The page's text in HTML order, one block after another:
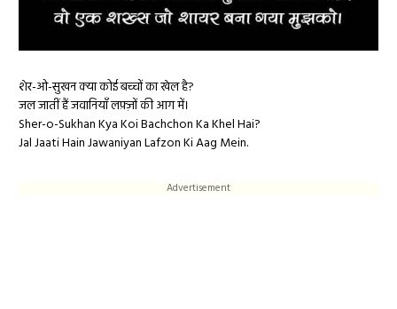
शेर-ओ-सुखन क्या कोई बच्चों का खेल है?
जल जातीं हैं जवानियाँ लफ़्ज़ों की आग में।
Sher-o-Sukhan Kya Koi Bachchon Ka Khel Hai?
Jal Jaati Hain Jawaniyan Lafzon Ki Aag Mein.
Advertisement